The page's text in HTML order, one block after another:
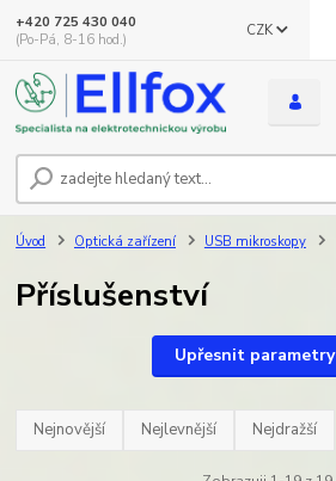
CZK
+420 725 430 040
(Po-Pá, 8-16 hod.)
Úvod Optická zařízení USB mikroskopy
Příslušenství
Upřesnit parametry
Nejnovější Nejlevnější Nejdražší